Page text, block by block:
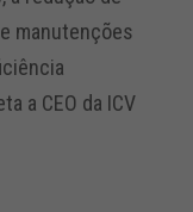
manutenções
a CEO da ICV